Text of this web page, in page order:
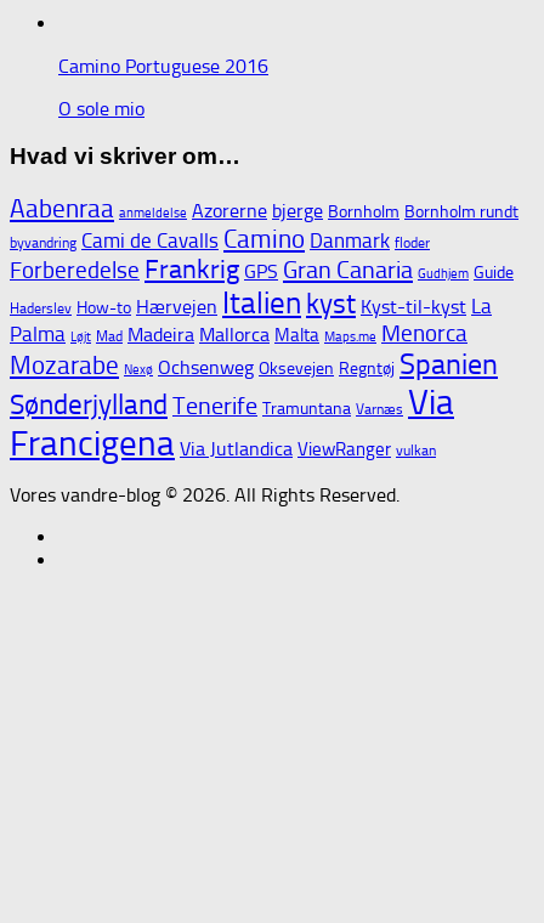
Camino Portuguese 2016
O sole mio
Hvad vi skriver om…
Aabenraa anmeldelse Azorerne bjerge Bornholm Bornholm rundt
byvandring Cami de Cavalls Camino Danmark floder
Forberedelse Frankrig GPS Gran Canaria Gudhjem Guide
Haderslev How-to Hærvejen Italien kyst Kyst-til-kyst La
Palma Løjt Mad Madeira Mallorca Malta Maps.me Menorca
Mozarabe Nexø Ochsenweg Oksevejen Regntøj Spanien
Sønderjylland Tenerife Tramuntana Varnæs Via
Francigena Via Jutlandica ViewRanger vulkan
Vores vandre-blog © 2026. All Rights Reserved.